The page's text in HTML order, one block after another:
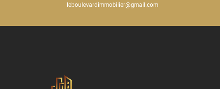
leboulevardimmobilier@gmail.com